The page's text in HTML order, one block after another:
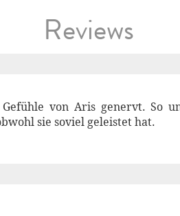
Reviews
von Aris genervt. So
sie soviel geleistet hat.